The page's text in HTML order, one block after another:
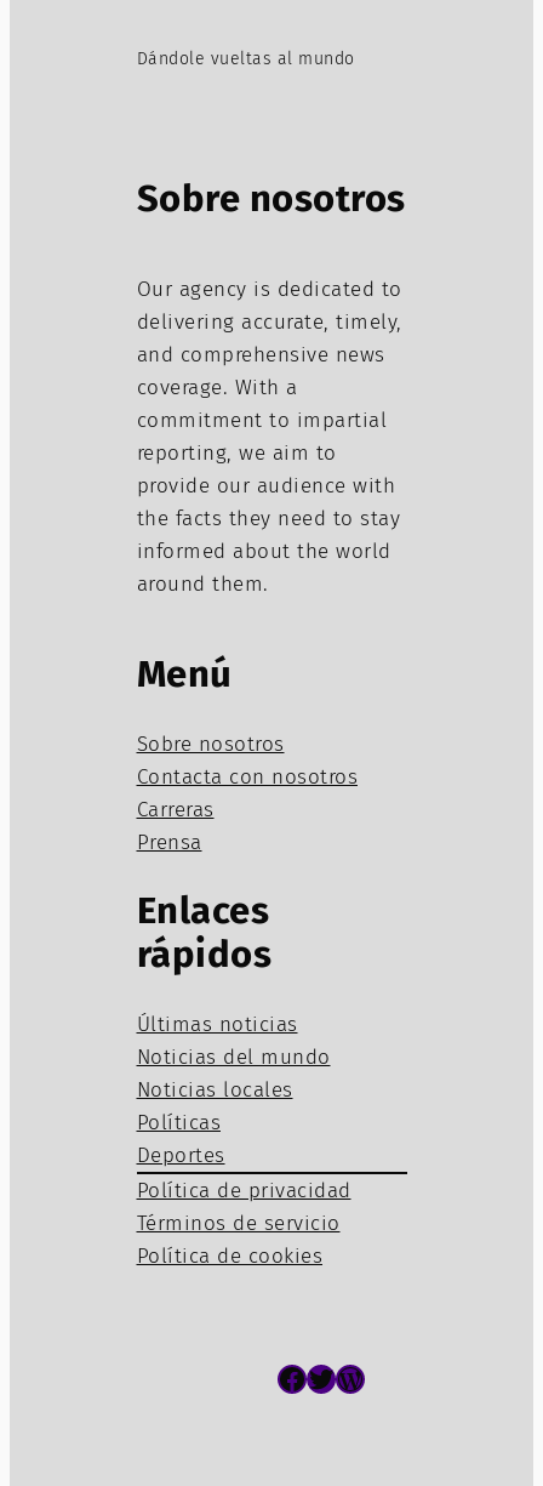
Dándole vueltas al mundo
Sobre nosotros
Our agency is dedicated to
delivering accurate, timely,
and comprehensive news
coverage. With a
commitment to impartial
reporting, we aim to
provide our audience with
the facts they need to stay
informed about the world
around them.
Menú
Sobre nosotros
Contacta con nosotros
Carreras
Prensa
Enlaces
rápidos
Últimas noticias
Noticias del mundo
Noticias locales
Políticas
Deportes
Política de privacidad
Términos de servicio
Política de cookies
Facebook Twitter WordPress